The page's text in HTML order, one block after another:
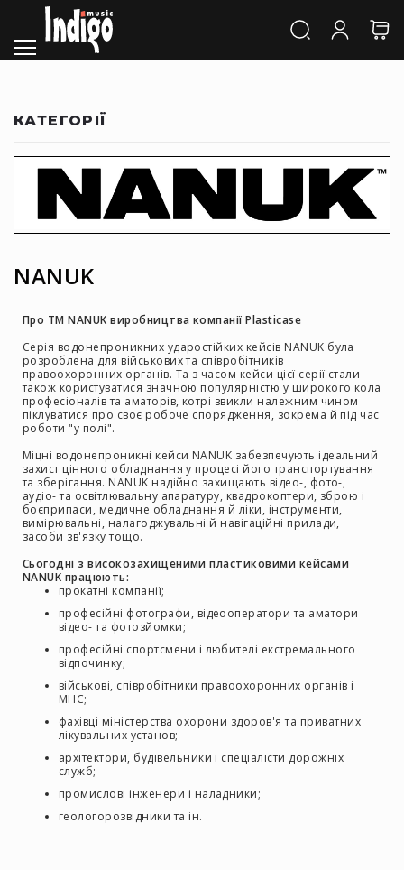
Каталог
Звук
АС
Пасивні
АС
Сабвуфери
монітори
Автономна
акустика
Інсталяційна
Лінійні
масиви
Підсилювачі
потужності
Підсилювачі
Портативні
акустичні
системи
та
Радіосистеми
Портативні
системи
Стаціонарні
системи
NANUK
Про ТМ NANUK виробництва компанії Plasticase
Серія водонепроникних ударостійких кейсів NANUK була
розроблена для військових та співробітників
правоохоронних органів. Та з часом кейси цієї серії стали
також користуватися значною популярністю у широкого кола
професіоналів та аматорів, котрі звикли належним чином
піклуватися про своє робоче спорядження, зокрема й під час
роботи "у полі".
Міцні водонепроникні кейси NANUK забезпечують ідеальний
захист цінного обладнання у процесі його транспортування
та зберігання. NANUK надійно захищають відео-, фото-,
аудіо- та освітлювальну апаратуру, квадрокоптери, зброю і
боєприпаси, медичне обладнання й ліки, інструменти,
вимірювальні, налагоджувальні й навігаційні прилади,
засоби зв'язку тощо.
Сьогодні з високозахищеними пластиковими кейсами
NANUK працюють:
прокатні компанії;
професійні фотографи, відеооператори та аматори
відео- та фотозйомки;
професійні спортсмени і любителі екстремального
відпочинку;
військові, співробітники правоохоронних органів і
МНС;
фахівці міністерства охорони здоров'я та приватних
лікувальних установ;
архітектори, будівельники і спеціалісти дорожніх
служб;
промислові інженери і наладники;
геологорозвідники та ін.
КАТЕГОРІЇ